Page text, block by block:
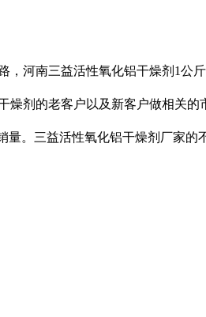
，河南三益活性氧化铝干燥剂1公
剂的老客户以及新客户做相关的
。三益活性氧化铝干燥剂厂家的